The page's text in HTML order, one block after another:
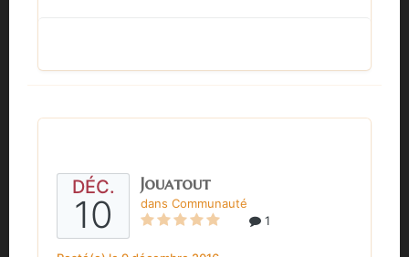
DÉC.
10
Jouatout
dans Communauté
1